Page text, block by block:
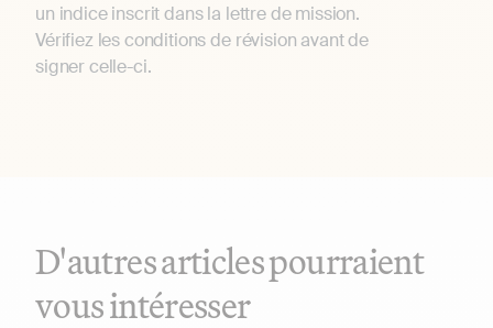
un indice inscrit dans la lettre de mission.
Vérifiez les conditions de révision avant de
signer celle-ci.
D'autres articles pourraient
vous intéresser